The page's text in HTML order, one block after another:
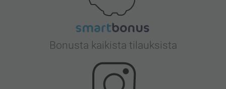
Bonusta kaikista tilauksista